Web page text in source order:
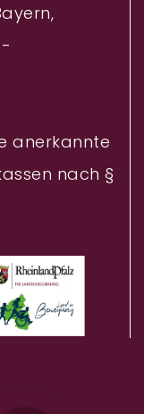
anerkannte
nach §